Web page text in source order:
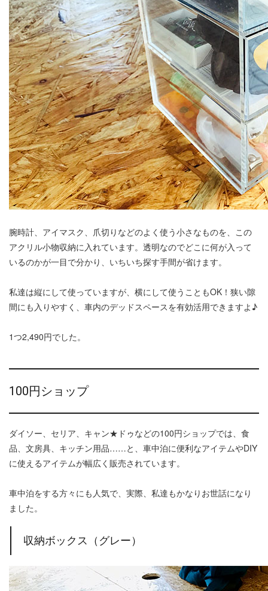
腕時計、アイマスク、爪切りなどのよく使う小さなものを、この
アクリル小物収納に入れています。透明なのでどこに何が入って
いるのかが一目で分かり、いちいち探す手間が省けます。
私達は縦にして使っていますが、横にして使うこともOK！狭い隙
間にも入りやすく、車内のデッドスペースを有効活用できますよ♪
1つ2,490円でした。
100円ショップ
ダイソー、セリア、キャン★ドゥなどの100円ショップでは、食
品、文房具、キッチン用品……と、車中泊に便利なアイテムやDIY
に使えるアイテムが幅広く販売されています。
車中泊をする方々にも人気で、実際、私達もかなりお世話になり
ました。
収納ボックス（グレー）